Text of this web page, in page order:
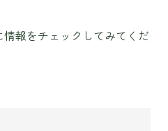
報をチェックしてみてくだ